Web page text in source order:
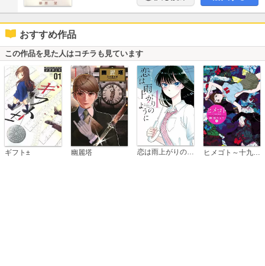
おすすめ作品
この作品を見た人はコチラも見ています
ギフト± 幽麗塔 恋は雨上がりのように